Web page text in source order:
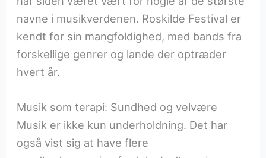
navne i musikverdenen. Roskilde Festival er
kendt for sin mangfoldighed, med bands fra
forskellige genrer og lande der optræder
hvert år.
Musik som terapi: Sundhed og velvære
Musik er ikke kun underholdning. Det har
også vist sig at have flere